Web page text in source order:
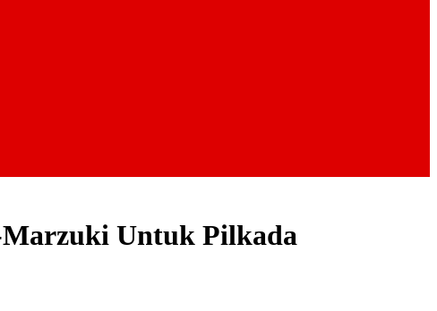
Marzuki Untuk Pilkada